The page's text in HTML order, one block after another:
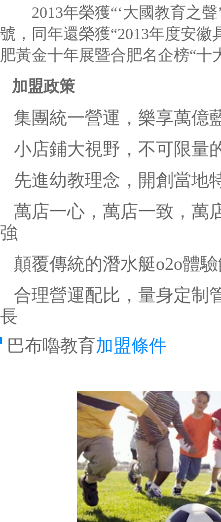
2013年榮獲“‘大國教育之聲
號，同年還榮獲“2013年度安
肥黃金十年展暨合肥名企榜“十
加盟政策
集團統一營運，樂享萬億
小店鋪大視野，不可限量
先進幼教理念，開創當地
萬店一心，萬店一致，萬
強
顛覆傳統的潛水艇o2o體
合理營運配比，量身定制
長
巴布嚕教育加盟條件